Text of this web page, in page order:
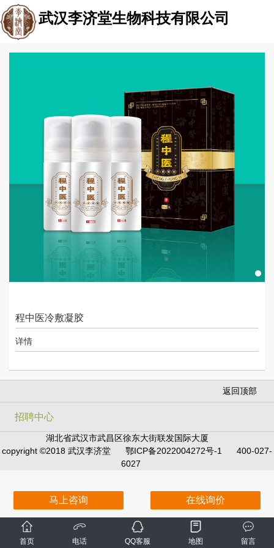
武汉李济堂生物科技有限公司
程中医冷敷凝胶
详情
马上咨询 在线询价
返回顶部
招聘中心
湖北省武汉市武昌区徐东大街联发国际大厦
copyright ©2018 武汉李济堂
鄂ICP备2022004272号-1
400-027-
6027
首页 电话 QQ客服 地图 留言